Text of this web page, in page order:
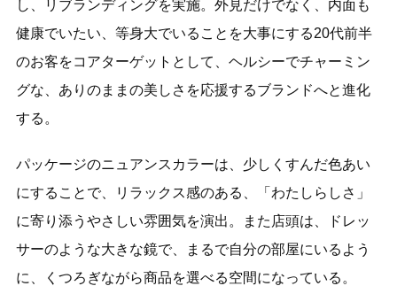
し、リブランディングを実施。外見だけでなく、内面も
健康でいたい、等身大でいることを大事にする20代前半
のお客をコアターゲットとして、ヘルシーでチャーミン
グな、ありのままの美しさを応援するブランドへと進化
する。
パッケージのニュアンスカラーは、少しくすんだ色あい
にすることで、リラックス感のある、「わたしらしさ」
に寄り添うやさしい雰囲気を演出。また店頭は、ドレッ
サーのような大きな鏡で、まるで自分の部屋にいるよう
に、くつろぎながら商品を選べる空間になっている。